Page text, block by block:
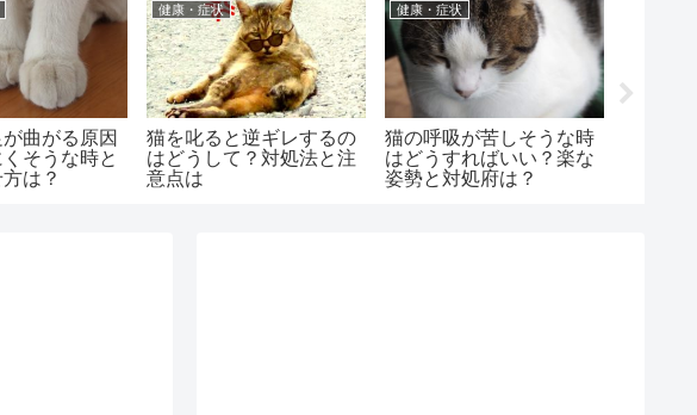
曲がる原因
そうな時と
は？
健康・症状
猫を叱ると逆ギレするの
はどうして？対処法と注
意点は
健康・症状
猫の呼吸が苦しそうな時
はどうすればいい？楽な
姿勢と対処府は？